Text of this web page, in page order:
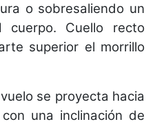
o sobresaliendo un
Cuello recto
superior el morrillo
se proyecta hacia
una inclinación de